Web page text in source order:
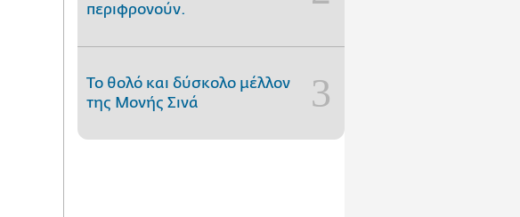
περιφρονούν.
Το θολό και δύσκολο μέλλον
της Μονής Σινά